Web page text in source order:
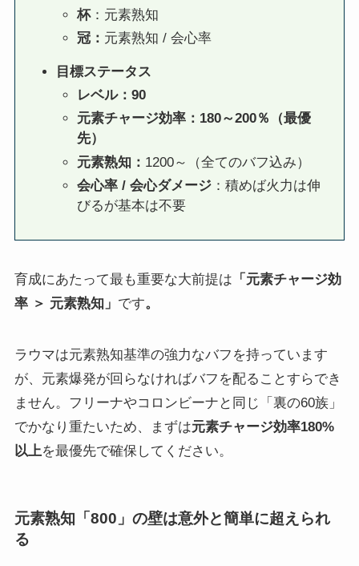
杯：元素熟知
冠： 元素熟知 / 会心率
目標ステータス
レベル：90
元素チャージ効率：180～200％（最優
先）
元素熟知： 1200～（全てのバフ込み）
会心率 / 会心ダメージ：積めば火力は伸
びるが基本は不要
育成にあたって最も重要な大前提は 「元素チャージ効
率 ＞ 元素熟知」 です。
ラウマは元素熟知基準の強力なバフを持っています
が、元素爆発が回らなければバフを配ることすらでき
ません。フリーナやコロンビーナと同じ「裏の60族」
でかなり重たいため、まずは元素チャージ効率180%
以上を最優先で確保してください。
元素熟知「800」の壁は意外と簡単に超えられ
る